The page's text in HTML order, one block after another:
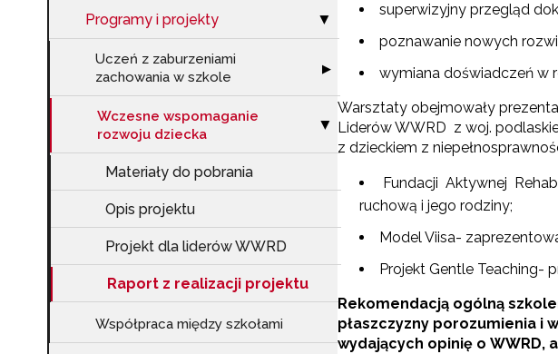
Programy i projekty Zwiń sekcję "Programy i projekty"
▶
Uczeń z zaburzeniami
zachowania w szkole
Rozwiń sekcję "Uczeń z zaburzeniami
▶
Wczesne wspomaganie
rozwoju dziecka
Zwiń sekcję "Wczesne wspomaganie
▶
Materiały do pobrania
Opis projektu
Projekt dla liderów WWRD
Raport z realizacji projektu
Współpraca między szkołami
superwizyjny przegląd
poznawanie nowych
wymiana doświadczeń w
Warsztaty obejmowały
Liderów WWRD z woj.
z dzieckiem z
Fundacji Aktywnej
ruchową i jego rodziny;
Model Viisa-
Projekt Gentle Teaching-
Rekomendacją ogólną
płaszczyzny porozumienia i
wydających opinię o WWRD,